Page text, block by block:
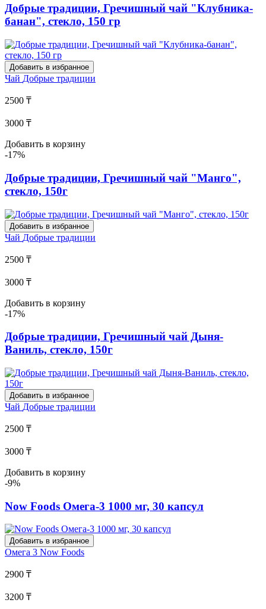
Добрые традиции, Гречишный чай "Клубника-
банан", стекло, 150 гр
Добавить в избранное
Чай Добрые традиции
2500 ₸
3000 ₸
Добавить в корзину
-17%
Добрые традиции, Гречишный чай "Манго",
стекло, 150г
Добавить в избранное
Чай Добрые традиции
2500 ₸
3000 ₸
Добавить в корзину
-17%
Добрые традиции, Гречишный чай Дыня-
Ваниль, стекло, 150г
Добавить в избранное
Чай Добрые традиции
2500 ₸
3000 ₸
Добавить в корзину
-9%
Now Foods Омега-3 1000 мг, 30 капсул
Добавить в избранное
Омега 3 Now Foods
2900 ₸
3200 ₸